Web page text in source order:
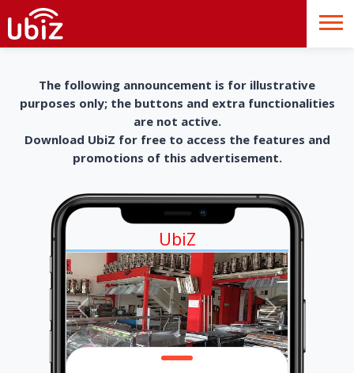
The following announcement is for illustrative
purposes only; the buttons and extra functionalities
are not active.
Download UbiZ for free to access the features and
promotions of this advertisement.
UbiZ